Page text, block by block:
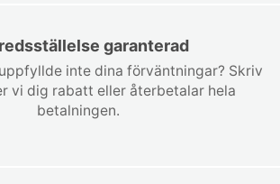
garanterad
inte dina förväntningar? Skriv
vi dig rabatt eller återbetalar hela
betalningen.